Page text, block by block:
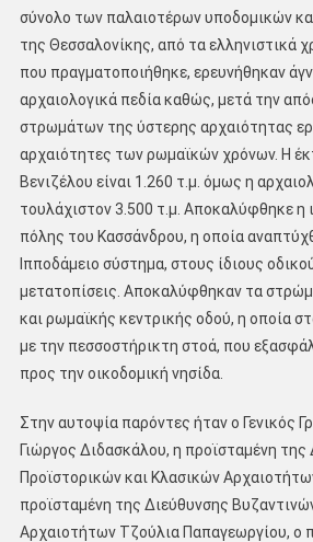
σύνολο των παλαιοτέρων υποδομικών
της Θεσσαλονίκης, από τα ελληνιστικά
που πραγματοποιήθηκε, ερευνήθηκαν
αρχαιολογικά πεδία καθώς, μετά την
στρωμάτων της ύστερης αρχαιότητας
αρχαιότητες των ρωμαϊκών χρόνων. Η
Βενιζέλου είναι 1.260 τ.μ. όμως η
τουλάχιστον 3.500 τ.μ. Αποκαλύφθηκε η
πόλης του Κασσάνδρου, η οποία
Ιπποδάμειο σύστημα, στους ίδιους
μετατοπίσεις. Αποκαλύφθηκαν τα
και ρωμαϊκής κεντρικής οδού, η οποία
με την πεσσοστήρικτη στοά, που
προς την οικοδομική νησίδα.
Στην αυτοψία παρόντες ήταν ο Γενικός
Γιώργος Διδασκάλου, η προϊσταμένη της
Προϊστορικών και Κλασικών
προϊσταμένη της Διεύθυνσης
Αρχαιοτήτων Τζούλια Παπαγεωργίου, ο